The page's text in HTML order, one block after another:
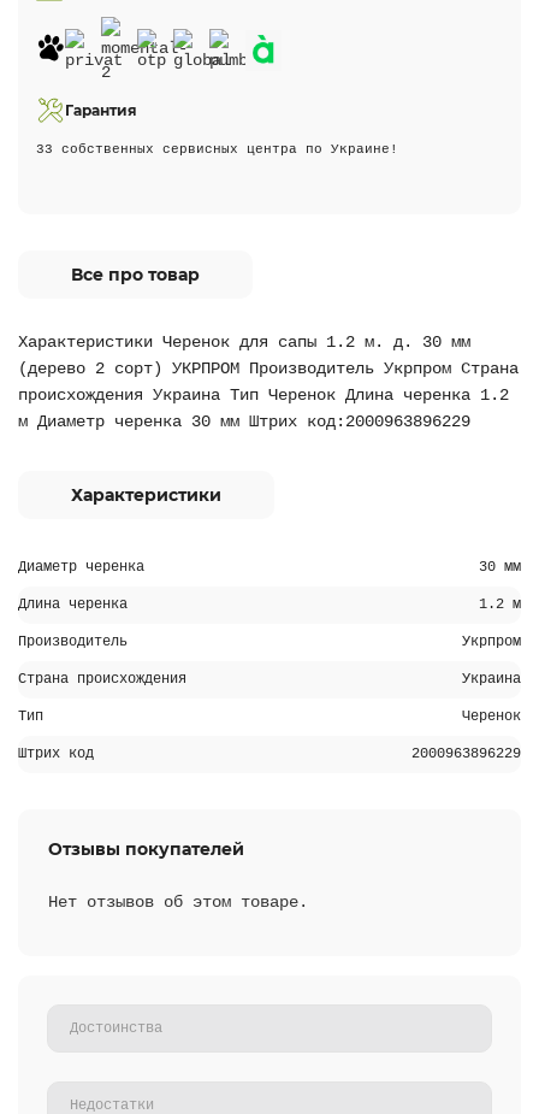
Гарантия
33 собственных сервисных центра по Украине!
Все про товар
Характеристики Черенок для сапы 1.2 м. д. 30 мм
(дерево 2 сорт) УКРПРОМ Производитель Укрпром Страна
происхождения Украина Тип Черенок Длина черенка 1.2
м Диаметр черенка 30 мм Штрих код:2000963896229
Характеристики
Диаметр черенка 30 мм
Длина черенка 1.2 м
Производитель Укрпром
Страна происхождения Украина
Тип Черенок
Штрих код 2000963896229
Отзывы покупателей
Нет отзывов об этом товаре.